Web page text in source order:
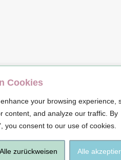
Cookies
your browsing experience,
content, and analyze our traffic. By
you consent to our use of cookies.
Alle zurückweisen Alle
©